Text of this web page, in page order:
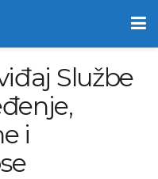
Službe
i